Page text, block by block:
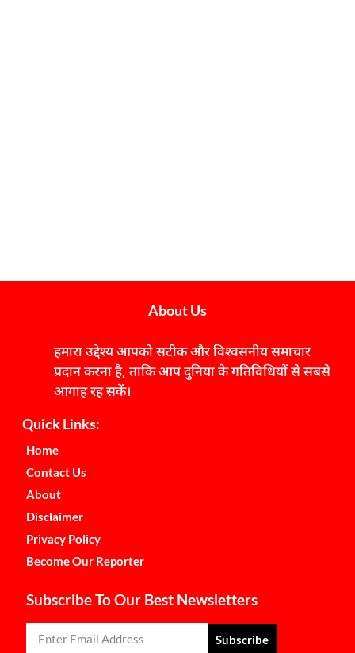
About Us
हमारा उद्देश्य आपको सटीक और विश्वसनीय समाचार
प्रदान करना है, ताकि आप दुनिया के गतिविधियों से सबसे
आगाह रह सकें।
Quick Links:
Home
Contact Us
About
Disclaimer
Privacy Policy
Become Our Reporter
Subscribe To Our Best Newsletters
Subscribe